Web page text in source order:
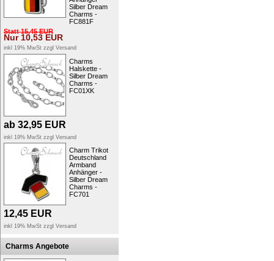
Silber Dream
Charms -
FC881F
Statt15,45EUR
Nur 10,53 EUR
inkl 19% MwSt zzgl Versand
Charms
Halskette -
Silber Dream
Charms -
FC01XK
ab 32,95 EUR
inkl 19% MwSt zzgl Versand
Charm Trikot
Deutschland
Armband
Anhänger -
Silber Dream
Charms -
FC701
12,45 EUR
inkl 19% MwSt zzgl Versand
Charms Angebote